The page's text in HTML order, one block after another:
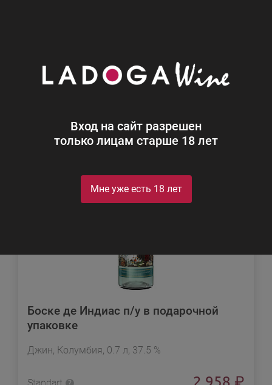
Вход на сайт разрешен
только лицам старше 18 лет
Мне уже есть 18 лет
Джин
Сортировка
Боске де Индиас п/у в подарочной
упаковке
Джин, Колумбия, 0.7 л, 37.5 %
2 958